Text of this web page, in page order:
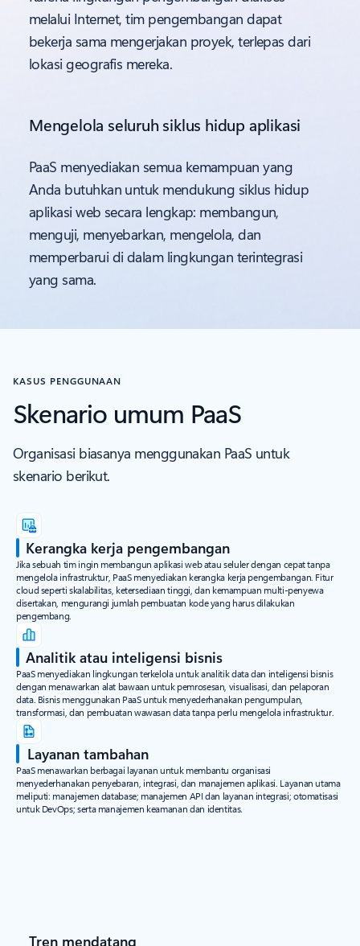
melalui Internet, tim pengembangan dapat
bekerja sama mengerjakan proyek, terlepas dari
lokasi geografis mereka.
Mengelola seluruh siklus hidup aplikasi
PaaS menyediakan semua kemampuan yang
Anda butuhkan untuk mendukung siklus hidup
aplikasi web secara lengkap: membangun,
menguji, menyebarkan, mengelola, dan
memperbarui di dalam lingkungan terintegrasi
yang sama.
KASUS PENGGUNAAN
Skenario umum PaaS
Organisasi biasanya menggunakan PaaS untuk
skenario berikut.
Kerangka kerja pengembangan
Jika sebuah tim ingin membangun aplikasi web atau seluler dengan cepat tanpa
mengelola infrastruktur, PaaS menyediakan kerangka kerja pengembangan. Fitur
cloud seperti skalabilitas, ketersediaan tinggi, dan kemampuan multi-penyewa
disertakan, mengurangi jumlah pembuatan kode yang harus dilakukan
pengembang.
Analitik atau inteligensi bisnis
PaaS menyediakan lingkungan terkelola untuk analitik data dan inteligensi bisnis
dengan menawarkan alat bawaan untuk pemrosesan, visualisasi, dan pelaporan
data. Bisnis menggunakan PaaS untuk menyederhanakan pengumpulan,
transformasi, dan pembuatan wawasan data tanpa perlu mengelola infrastruktur.
Layanan tambahan
PaaS menawarkan berbagai layanan untuk membantu organisasi
menyederhanakan penyebaran, integrasi, dan manajemen aplikasi. Layanan utama
meliputi: manajemen database; manajemen API dan layanan integrasi; otomatisasi
untuk DevOps; serta manajemen keamanan dan identitas.
Tren mendatang